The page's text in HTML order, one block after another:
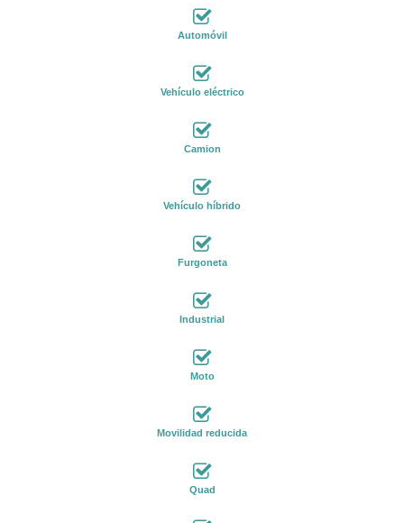
Automóvil
Vehículo eléctrico
Camion
Vehículo híbrido
Furgoneta
Industrial
Moto
Movilidad reducida
Quad